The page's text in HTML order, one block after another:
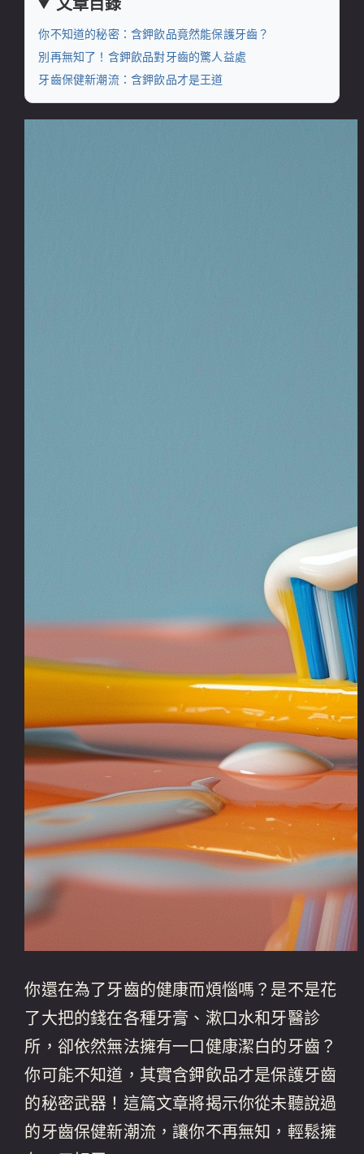
文章目錄
你不知道的秘密：含鉀飲品竟然能保護牙齒？
別再無知了！含鉀飲品對牙齒的驚人益處
牙齒保健新潮流：含鉀飲品才是王道
你還在為了牙齒的健康而煩惱嗎？是不是花
了大把的錢在各種牙膏、漱口水和牙醫診
所，卻依然無法擁有一口健康潔白的牙齒？
你可能不知道，其實含鉀飲品才是保護牙齒
的秘密武器！這篇文章將揭示你從未聽說過
的牙齒保健新潮流，讓你不再無知，輕鬆擁